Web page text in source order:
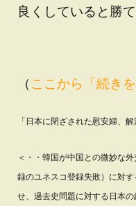
良くしていると勝
（ ここから「続き
「日本に閉ざされた慰安婦、
＜・・韓国が中国との微妙な
録のユネスコ登録失敗）に対
せ、過去史問題に対する日本